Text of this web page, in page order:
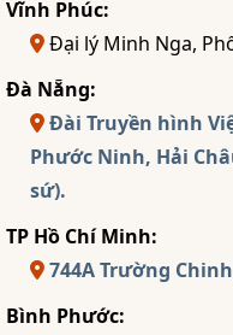
Vĩnh Phúc:
Đại lý Minh Nga,
Đà Nẵng:
Đài Truyền hình
Phước Ninh, Hải
sứ).
TP Hồ Chí Minh:
744A Trường
Bình Phước: